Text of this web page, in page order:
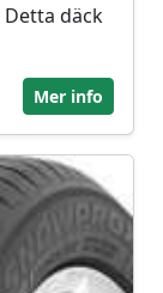
däck
Mer info